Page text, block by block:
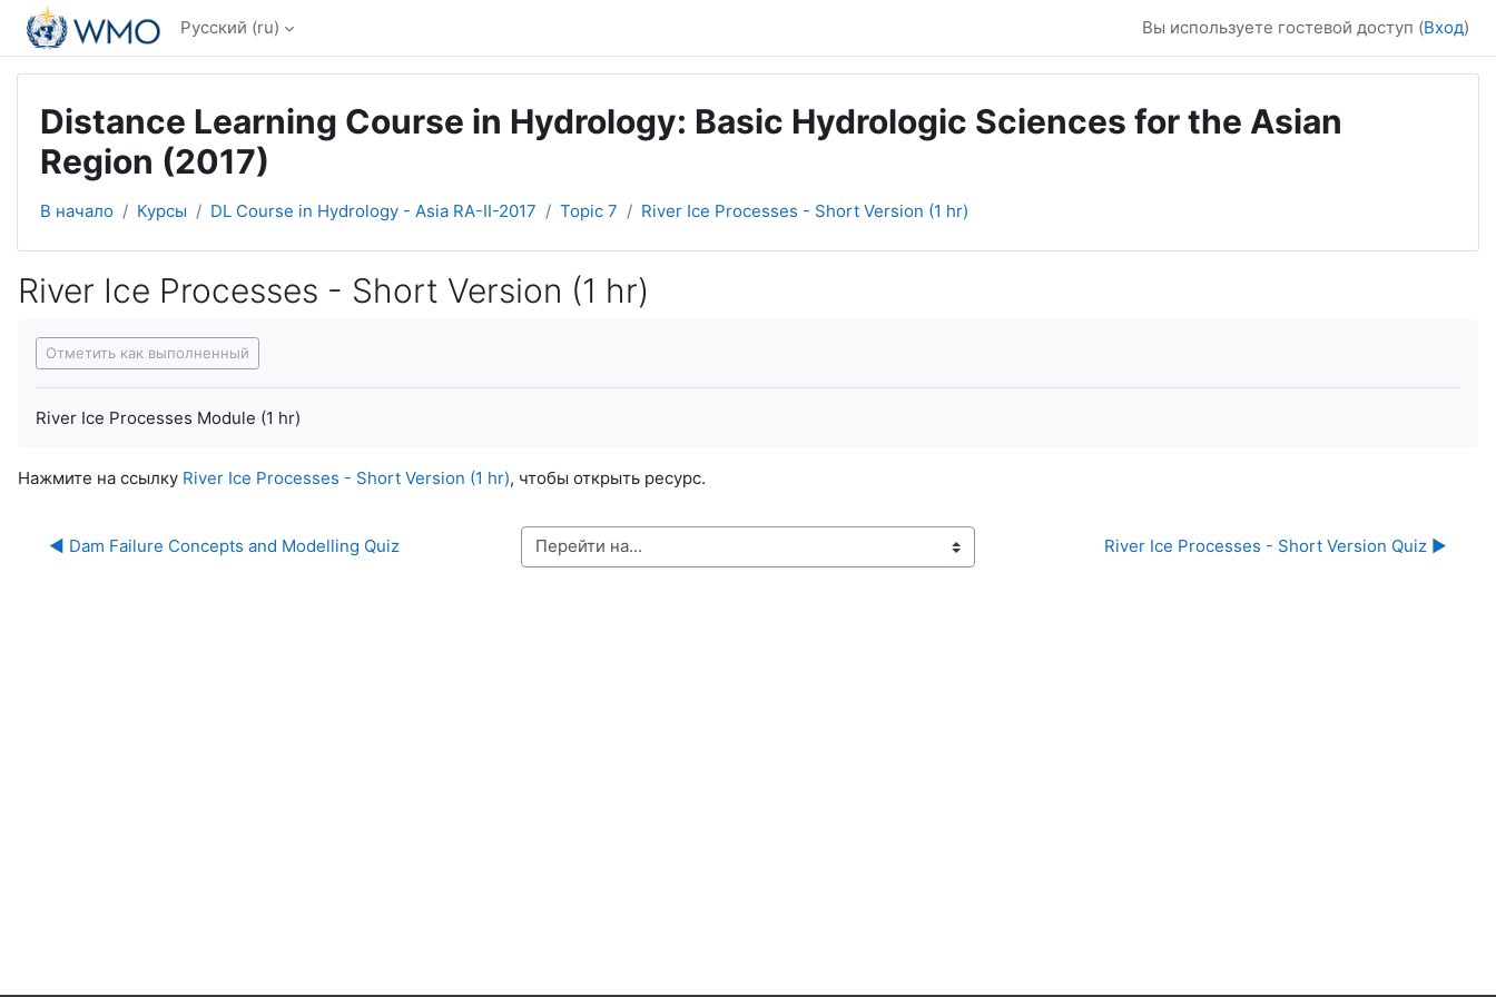
Перейти к основному содержанию
Русский ‎(ru)‎ Вы используете гостевой доступ (Вход)
Distance Learning Course in Hydrology: Basic Hydrologic Sciences for the Asian
Region (2017)
В начало Курсы DL Course in Hydrology - Asia RA-II-2017 Topic 7 River Ice Processes - Short Version (1 hr)
River Ice Processes - Short Version (1 hr)
Отметить как выполненный
River Ice Processes Module (1 hr)
Нажмите на ссылку River Ice Processes - Short Version (1 hr), чтобы открыть ресурс.
◀︎ Dam Failure Concepts and Modelling Quiz Перейти на... River Ice Processes - Short Version Quiz ▶︎